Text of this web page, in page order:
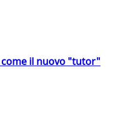
come il nuovo "tutor"